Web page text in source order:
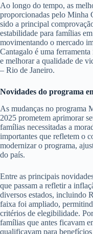
Ao longo do tempo, as
proporcionadas pelo Minha
sido a principal
estabilidade para famílias
movimentando o mercado
Cantagalo é uma
e melhorar a qualidade de
– Rio de Janeiro.
Novidades do programa
As mudanças no programa
2025 prometem aprimorar
famílias necessitadas a
importantes que refletem o
modernizar o programa,
do país.
Entre as principais
que passam a refletir a
diversos estados, incluindo
faixa foi ampliado,
critérios de elegibilidade.
famílias que antes ficavam
qualificavam para